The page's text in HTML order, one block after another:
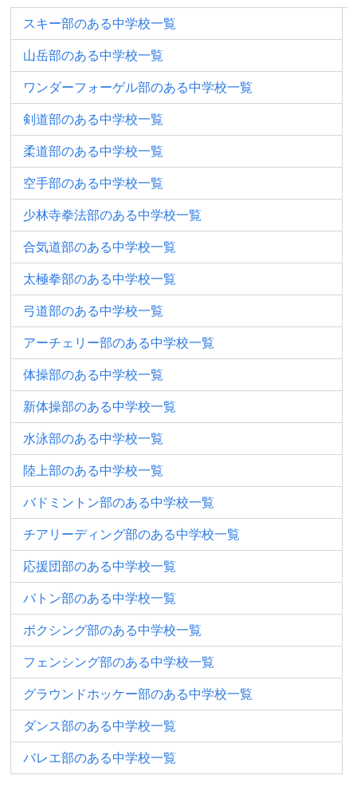
スキー部のある中学校一覧
山岳部のある中学校一覧
ワンダーフォーゲル部のある中学校一覧
剣道部のある中学校一覧
柔道部のある中学校一覧
空手部のある中学校一覧
少林寺拳法部のある中学校一覧
合気道部のある中学校一覧
太極拳部のある中学校一覧
弓道部のある中学校一覧
アーチェリー部のある中学校一覧
体操部のある中学校一覧
新体操部のある中学校一覧
水泳部のある中学校一覧
陸上部のある中学校一覧
バドミントン部のある中学校一覧
チアリーディング部のある中学校一覧
応援団部のある中学校一覧
バトン部のある中学校一覧
ボクシング部のある中学校一覧
フェンシング部のある中学校一覧
グラウンドホッケー部のある中学校一覧
ダンス部のある中学校一覧
バレエ部のある中学校一覧